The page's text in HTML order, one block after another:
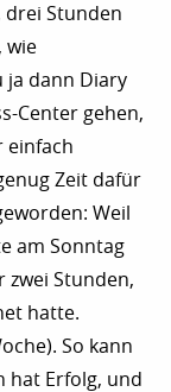
drei Stunden
wie
ja dann Diary
Center gehen,
einfach
Zeit dafür
Weil
am Sonntag
zwei Stunden,
hatte.
So kann
hat Erfolg, und